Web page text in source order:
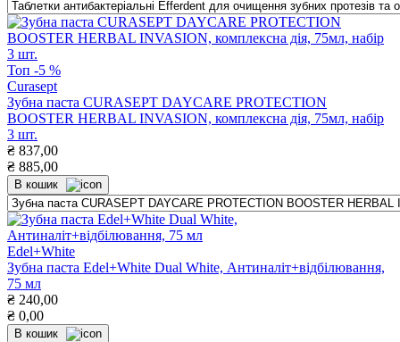
Топ -5 %
Curasept
Зубна паста CURASEPT DAYCARE PROTECTION
BOOSTER HERBAL INVASION, комплексна дія, 75мл, набір
3 шт.
₴ 837,00
₴ 885,00
В кошик
Edel+White
Зубна паста Edel+White Dual White, Антиналіт+відбілювання,
75 мл
₴ 240,00
₴ 0,00
В кошик